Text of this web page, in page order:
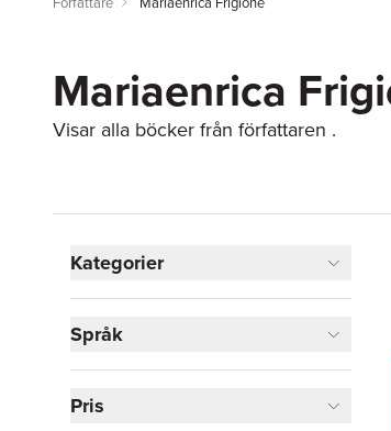
Mariaenrica
Visar alla böcker från författaren .
Kategorier
Naturvetenskap och teknik 2
Ekonomi och Ledarskap
1
Visa fler
Språk
Pris